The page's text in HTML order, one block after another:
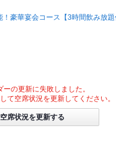
！豪華宴会コース【3時間飲み放
ーの更新に失敗しました。
て空席状況を更新してください。
空席状況を更新する